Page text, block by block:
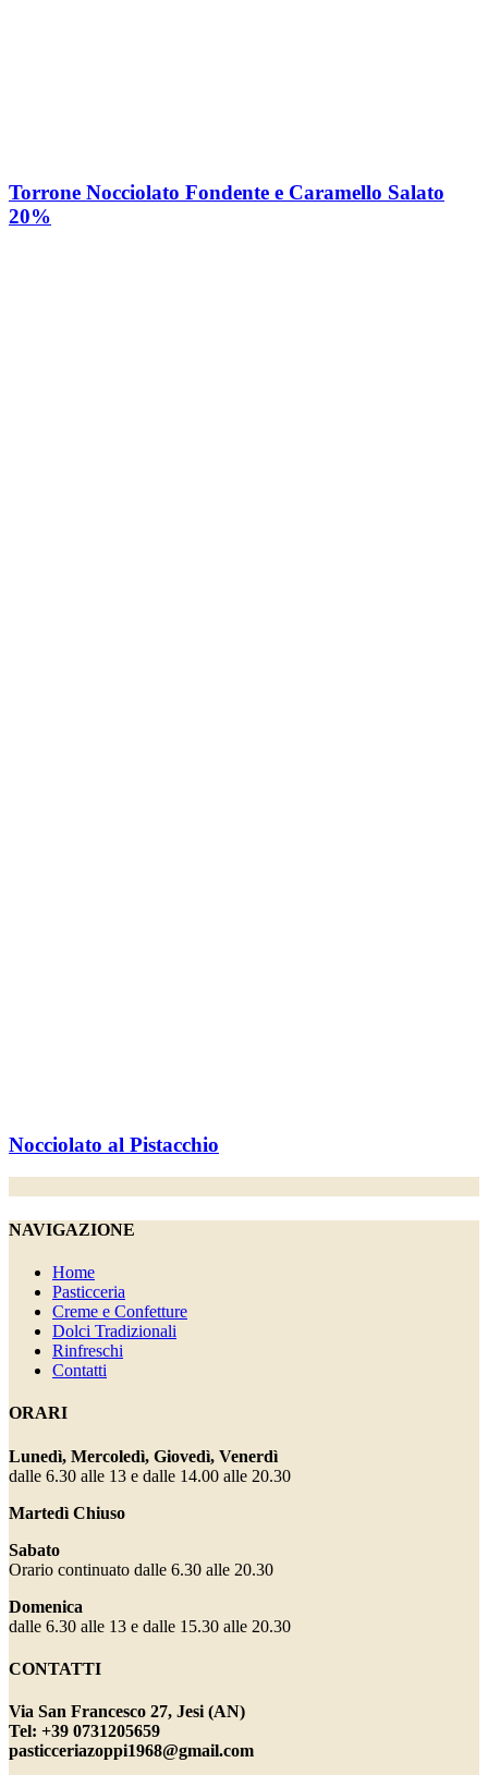
Torrone Nocciolato Fondente e Caramello Salato
20%
Nocciolato al Pistacchio
NAVIGAZIONE
Home
Pasticceria
Creme e Confetture
Dolci Tradizionali
Rinfreschi
Contatti
ORARI
Lunedì, Mercoledì, Giovedì, Venerdì
dalle 6.30 alle 13 e dalle 14.00 alle 20.30
Martedì Chiuso
Sabato
Orario continuato dalle 6.30 alle 20.30
Domenica
dalle 6.30 alle 13 e dalle 15.30 alle 20.30
CONTATTI
Via San Francesco 27, Jesi (AN)
Tel: +39 0731205659
pasticceriazoppi1968@gmail.com